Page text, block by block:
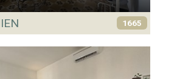
1665